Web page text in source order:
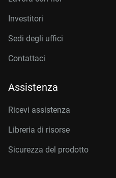
Investitori
Sedi degli uffici
Contattaci
Assistenza
Ricevi assistenza
Libreria di risorse
Sicurezza del prodotto